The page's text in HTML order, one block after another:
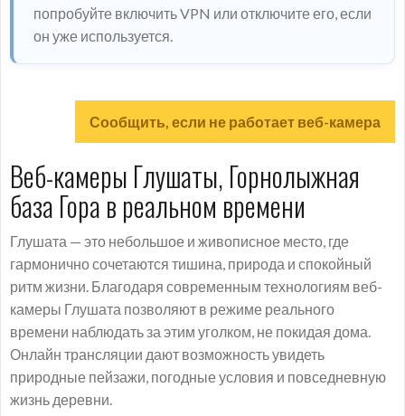
попробуйте включить VPN или отключите его, если
он уже используется.
Сообщить, если не работает веб-камера
Веб-камеры Глушаты, Горнолыжная
база Гора в реальном времени
Глушата — это небольшое и живописное место, где
гармонично сочетаются тишина, природа и спокойный
ритм жизни. Благодаря современным технологиям веб-
камеры Глушата позволяют в режиме реального
времени наблюдать за этим уголком, не покидая дома.
Онлайн трансляции дают возможность увидеть
природные пейзажи, погодные условия и повседневную
жизнь деревни.